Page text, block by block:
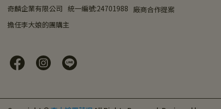
奇麟企業有限公司 統一編號:24701988 廠商合作提案
擔任李大娘的團購主